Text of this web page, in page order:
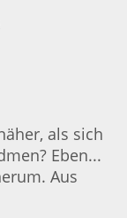
als sich
Eben...
Aus